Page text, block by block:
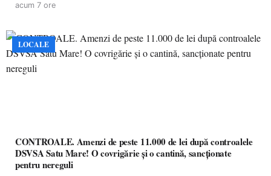
acum 7 ore
LOCALE
CONTROALE. Amenzi de peste 11.000 de lei după controalele
DSVSA Satu Mare! O covrigărie și o cantină, sancționate
pentru nereguli